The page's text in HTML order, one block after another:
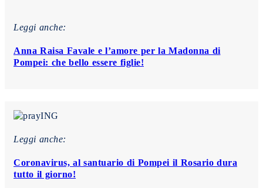
Leggi anche:
Anna Raisa Favale e l’amore per la Madonna di
Pompei: che bello essere figlie!
Leggi anche:
Coronavirus, al santuario di Pompei il Rosario dura
tutto il giorno!